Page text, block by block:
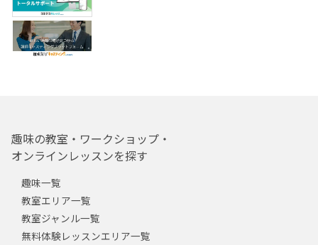
趣味の教室・ワークショップ・
オンラインレッスンを探す
趣味一覧
教室エリア一覧
教室ジャンル一覧
無料体験レッスンエリア一覧